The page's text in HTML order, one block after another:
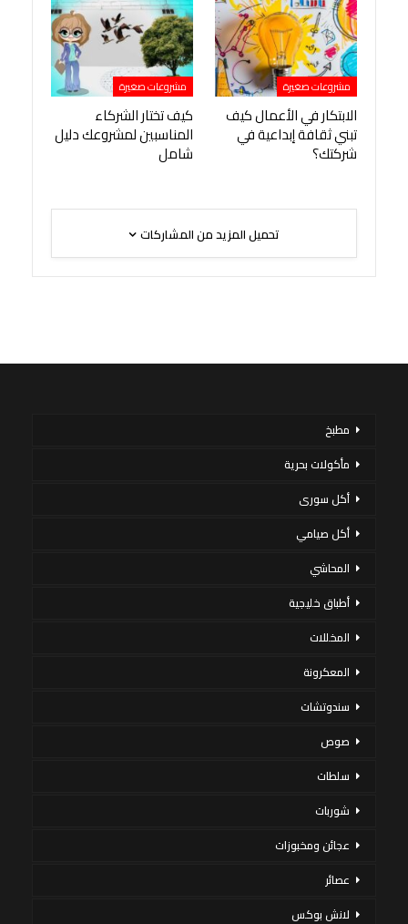
مشروعات صغيرة
الابتكار في الأعمال كيف
تبني ثقافة إبداعية في
شركتك؟
مشروعات صغيرة
كيف تختار الشركاء
المناسبين لمشروعك دليل
شامل
تحميل المزيد من المشاركات
مطبخ
مأكولات بحرية
أكل سورى
أكل صيامي
المحاشي
أطباق خليجية
المخللات
المعكرونة
سندوتشات
صوص
سلطات
شوربات
عجائن ومخبوزات
عصائر
لانش بوكس